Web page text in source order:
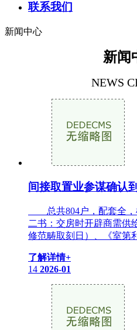
联系我们
新闻中心
新闻
NEWS
间接取置业参谋确认
总共804户，配套全，
二书：交房时开辟商需供
修范畴取刻日）、《室第
了解详情+
14 2026-01